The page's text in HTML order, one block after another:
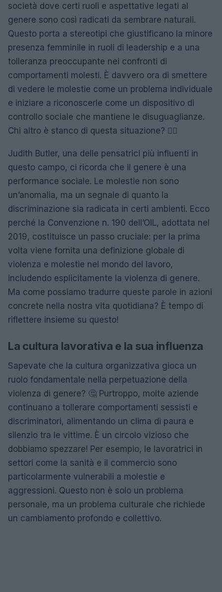
società dove certi ruoli e aspettative legati al
genere sono così radicati da sembrare naturali.
Questo porta a stereotipi che giustificano la minore
presenza femminile in ruoli di leadership e a una
tolleranza preoccupante nei confronti di
comportamenti molesti. È davvero ora di smettere
di vedere le molestie come un problema individuale
e iniziare a riconoscerle come un dispositivo di
controllo sociale che mantiene le disuguaglianze.
Chi altro è stanco di questa situazione? 🙋‍♀️
Judith Butler, una delle pensatrici più influenti in
questo campo, ci ricorda che il genere è una
performance sociale. Le molestie non sono
un’anomalia, ma un segnale di quanto la
discriminazione sia radicata in certi ambienti. Ecco
perché la Convenzione n. 190 dell’OIL, adottata nel
2019, costituisce un passo cruciale: per la prima
volta viene fornita una definizione globale di
violenza e molestie nel mondo del lavoro,
includendo esplicitamente la violenza di genere.
Ma come possiamo tradurre queste parole in azioni
concrete nella nostra vita quotidiana? È tempo di
riflettere insieme su questo!
La cultura lavorativa e la sua influenza
Sapevate che la cultura organizzativa gioca un
ruolo fondamentale nella perpetuazione della
violenza di genere? 🤔 Purtroppo, molte aziende
continuano a tollerare comportamenti sessisti e
discriminatori, alimentando un clima di paura e
silenzio tra le vittime. È un circolo vizioso che
dobbiamo spezzare! Per esempio, le lavoratrici in
settori come la sanità e il commercio sono
particolarmente vulnerabili a molestie e
aggressioni. Questo non è solo un problema
personale, ma un problema culturale che richiede
un cambiamento profondo e collettivo.